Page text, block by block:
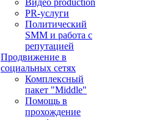
Видео production
PR-услуги
Политический
SMM и работа с
репутацией
Продвижение в
социальных сетях
Комплексный
пакет "Middle"
Помощь в
прохождение